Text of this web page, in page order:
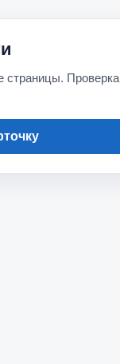
страницы. Проверка